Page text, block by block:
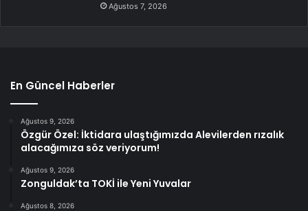
Ağustos 7, 2026
En Güncel Haberler
Ağustos 9, 2026
Özgür Özel: İktidara ulaştığımızda Alevilerden rızalık
alacağımıza söz veriyorum!
Ağustos 9, 2026
Zonguldak’ta TOKİ ile Yeni Yuvalar
Ağustos 8, 2026